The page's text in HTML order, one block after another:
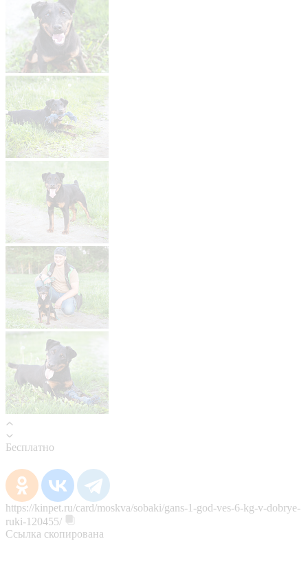
Бесплатно
https://kinpet.ru/card/moskva/sobaki/gans-1-god-ves-6-kg-v-dobrye-
ruki-120455/
Ссылка скопирована